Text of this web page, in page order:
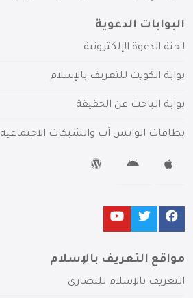
البوابات الدعوية
لجنة الدعوة الإلكترونية
بوابة الكويت للتعريف بالإسلام
بوابة الباحث عن الحقيقة
بطاقات الواتس آب والشبكات الاجتماعية
مواقع التعريف بالإسلام
التعريف بالإسلام للنصارى